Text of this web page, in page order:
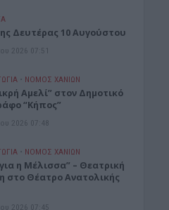
Δευτέρας 10 Αυγούστου
2026 07:51
• ΝΟΜΌΣ ΧΑΝΊΩΝ
Αμελί” στον Δημοτικό
“Κήπος”
2026 07:48
• ΝΟΜΌΣ ΧΑΝΊΩΝ
η Μέλισσα” – Θεατρική
στο Θέατρο Ανατολικής
2026 07:45